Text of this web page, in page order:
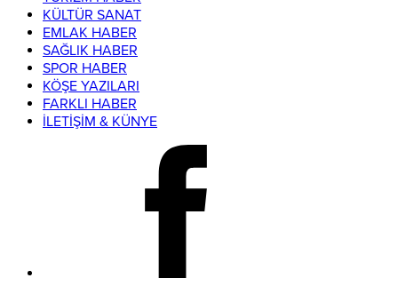
KÜLTÜR SANAT
EMLAK HABER
SAĞLIK HABER
SPOR HABER
KÖŞE YAZILARI
FARKLI HABER
İLETİŞİM & KÜNYE